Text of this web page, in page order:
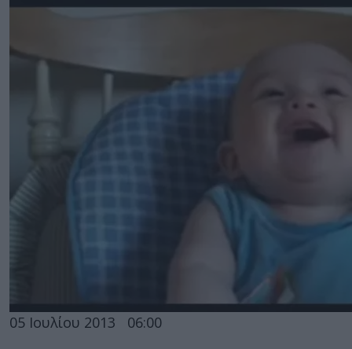
05 Ιουλίου 2013 06:00